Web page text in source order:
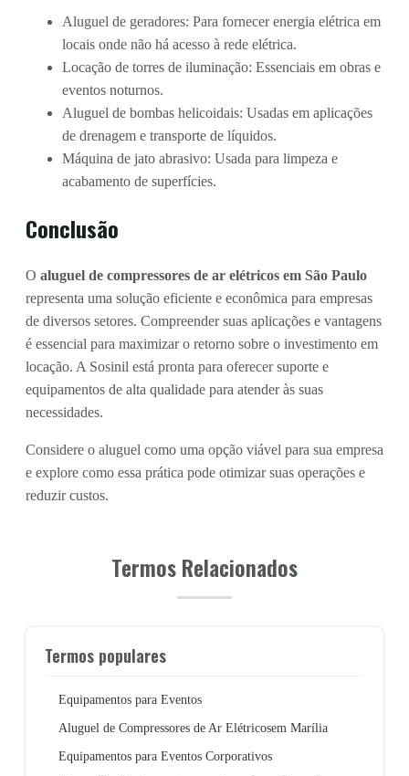
Aluguel de geradores: Para fornecer energia elétrica em
locais onde não há acesso à rede elétrica.
Locação de torres de iluminação: Essenciais em obras e
eventos noturnos.
Aluguel de bombas helicoidais: Usadas em aplicações
de drenagem e transporte de líquidos.
Máquina de jato abrasivo: Usada para limpeza e
acabamento de superfícies.
Conclusão
O aluguel de compressores de ar elétricos em São Paulo
representa uma solução eficiente e econômica para empresas
de diversos setores. Compreender suas aplicações e vantagens
é essencial para maximizar o retorno sobre o investimento em
locação. A Sosinil está pronta para oferecer suporte e
equipamentos de alta qualidade para atender às suas
necessidades.
Considere o aluguel como uma opção viável para sua empresa
e explore como essa prática pode otimizar suas operações e
reduzir custos.
Termos Relacionados
Termos populares
Equipamentos para Eventos
Aluguel de Compressores de Ar Elétricosem Marília
Equipamentos para Eventos Corporativos